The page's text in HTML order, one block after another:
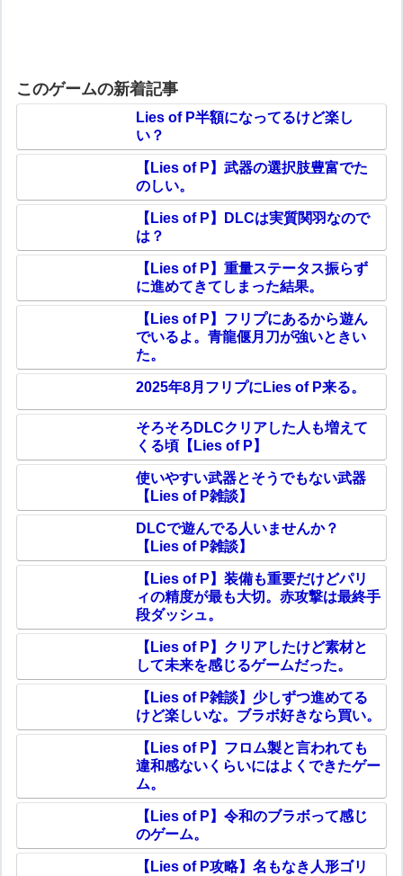
このゲームの新着記事
Lies of P半額になってるけど楽し
い？
【Lies of P】武器の選択肢豊富でた
のしい。
【Lies of P】DLCは実質関羽なので
は？
【Lies of P】重量ステータス振らず
に進めてきてしまった結果。
【Lies of P】フリプにあるから遊ん
でいるよ。青龍偃月刀が強いときい
た。
2025年8月フリプにLies of P来る。
そろそろDLCクリアした人も増えて
くる頃【Lies of P】
使いやすい武器とそうでもない武器
【Lies of P雑談】
DLCで遊んでる人いませんか？
【Lies of P雑談】
【Lies of P】装備も重要だけどパリ
ィの精度が最も大切。赤攻撃は最終手
段ダッシュ。
【Lies of P】クリアしたけど素材と
して未来を感じるゲームだった。
【Lies of P雑談】少しずつ進めてる
けど楽しいな。ブラボ好きなら買い。
【Lies of P】フロム製と言われても
違和感ないくらいにはよくできたゲー
ム。
【Lies of P】令和のブラボって感じ
のゲーム。
【Lies of P攻略】名もなき人形ゴリ